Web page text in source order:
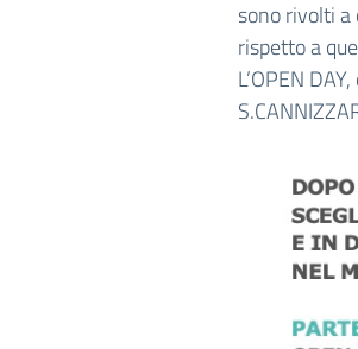
sono rivolti
rispetto a
L’OPEN